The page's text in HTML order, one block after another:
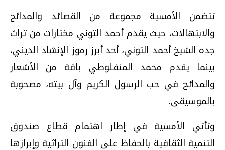
تتضمن الأمسية مجموعة من القصائد والمدائح
والابتهالات، حيث يقدم أحمد التوني مختارات من تراث
جده الشيخ أحمد التوني، أحد أبرز رموز الإنشاد الديني،
بينما يقدم محمد المنفلوطي باقة من الأشعار
والمدائح في حب الرسول الكريم وآل بيته، مصحوبة
بالموسيقى.
وتأتي الأمسية في إطار اهتمام قطاع صندوق
التنمية الثقافية بالحفاظ على الفنون التراثية وإبرازها